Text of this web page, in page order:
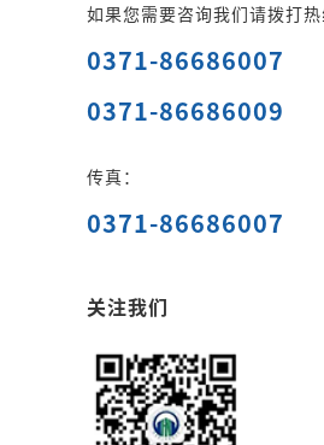
如果您需要咨询我们请拨打热
0371-86686007
0371-86686009
传真：
0371-86686007
关注我们